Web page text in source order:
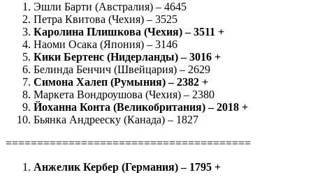
Эшли Барти (Австралия) – 4645
Петра Квитова (Чехия) – 3525
Каролина Плишкова (Чехия) – 3511 +
Наоми Осака (Япония) – 3146
Кики Бертенс (Нидерланды) – 3016 +
Белинда Бенчич (Швейцария) – 2629
Симона Халеп (Румыния) – 2382 +
Маркета Вондроушова (Чехия) – 2380
Йоханна Конта (Великобритания) – 2018 +
Бьянка Андрееску (Канада) – 1827
=======================================
Анжелик Кербер (Германия) – 1795 +